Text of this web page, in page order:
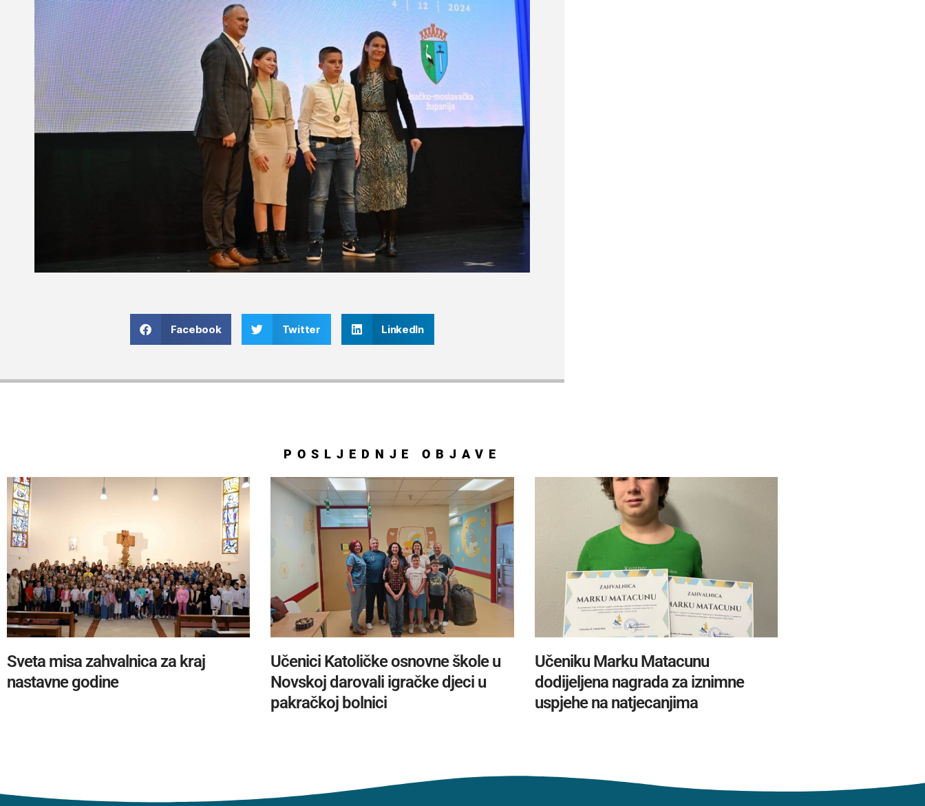
Facebook Twitter LinkedIn
POSLJEDNJE OBJAVE
Sveta misa zahvalnica za kraj
nastavne godine
Učenici Katoličke osnovne škole u
Novskoj darovali igračke djeci u
pakračkoj bolnici
Učeniku Marku Matacunu
dodijeljena nagrada za iznimne
uspjehe na natjecanjima